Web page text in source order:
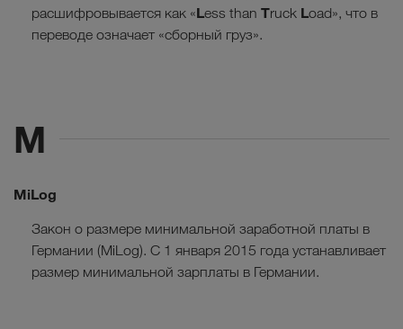
расшифровывается как «Less than Truck Load», что в
переводе означает «сборный груз».
M
MiLog
Закон о размере минимальной заработной платы в
Германии (MiLog). С 1 января 2015 года устанавливает
размер минимальной зарплаты в Германии.